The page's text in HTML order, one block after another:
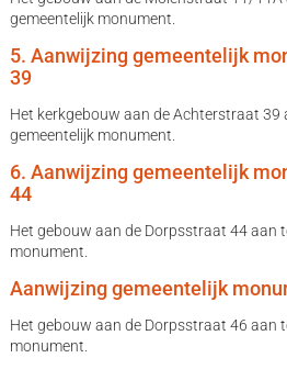
gemeentelijk monument.
5. Aanwijzing gemeentelijk
39
Het kerkgebouw aan de Achterstraat 39
gemeentelijk monument.
6. Aanwijzing gemeentelijk
44
Het gebouw aan de Dorpsstraat 44 aan
monument.
Aanwijzing gemeentelijk
Het gebouw aan de Dorpsstraat 46 aan
monument.